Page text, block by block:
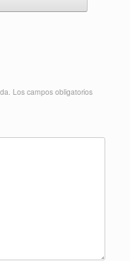
Los campos obligatorios